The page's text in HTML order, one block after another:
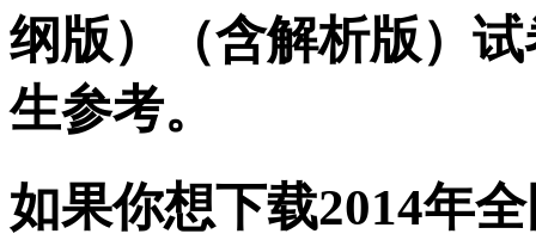
纲版）（含解析版）
生参考。
如果你想下载2014年